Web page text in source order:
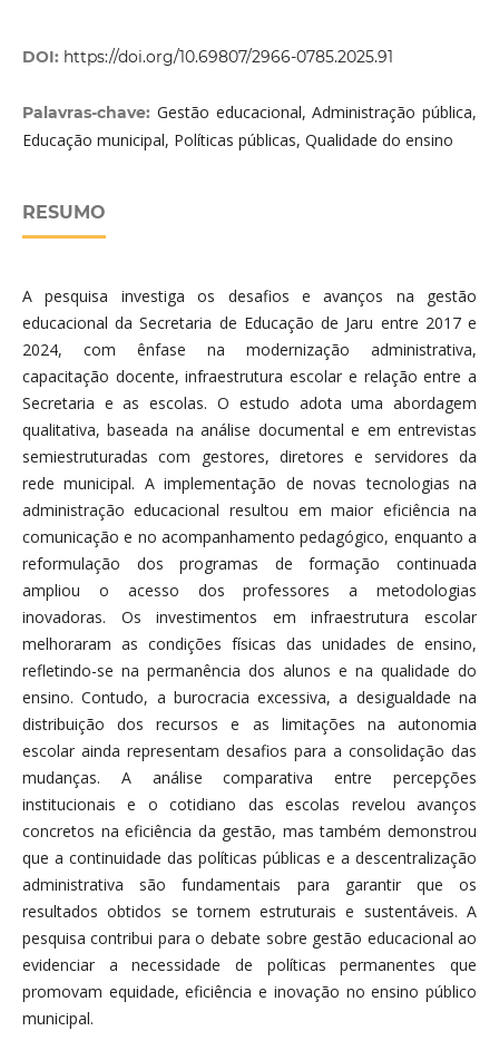
DOI: https://doi.org/10.69807/2966-0785.2025.91
Palavras-chave: Gestão educacional, Administração pública,
Educação municipal, Políticas públicas, Qualidade do ensino
RESUMO
A pesquisa investiga os desafios e avanços na gestão
educacional da Secretaria de Educação de Jaru entre 2017 e
2024, com ênfase na modernização administrativa,
capacitação docente, infraestrutura escolar e relação entre a
Secretaria e as escolas. O estudo adota uma abordagem
qualitativa, baseada na análise documental e em entrevistas
semiestruturadas com gestores, diretores e servidores da
rede municipal. A implementação de novas tecnologias na
administração educacional resultou em maior eficiência na
comunicação e no acompanhamento pedagógico, enquanto a
reformulação dos programas de formação continuada
ampliou o acesso dos professores a metodologias
inovadoras. Os investimentos em infraestrutura escolar
melhoraram as condições físicas das unidades de ensino,
refletindo-se na permanência dos alunos e na qualidade do
ensino. Contudo, a burocracia excessiva, a desigualdade na
distribuição dos recursos e as limitações na autonomia
escolar ainda representam desafios para a consolidação das
mudanças. A análise comparativa entre percepções
institucionais e o cotidiano das escolas revelou avanços
concretos na eficiência da gestão, mas também demonstrou
que a continuidade das políticas públicas e a descentralização
administrativa são fundamentais para garantir que os
resultados obtidos se tornem estruturais e sustentáveis. A
pesquisa contribui para o debate sobre gestão educacional ao
evidenciar a necessidade de políticas permanentes que
promovam equidade, eficiência e inovação no ensino público
municipal.